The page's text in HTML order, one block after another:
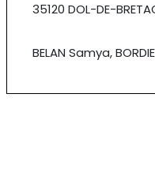
35120 DOL-DE-
BELAN Samya,